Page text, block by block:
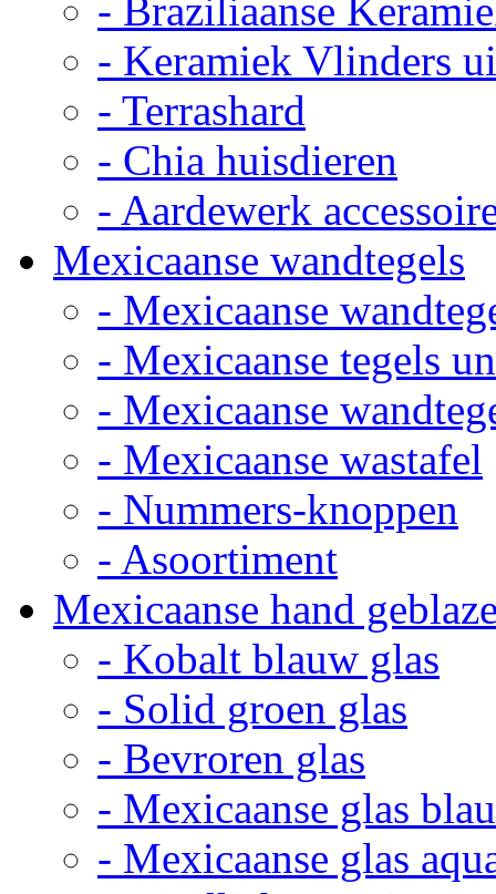
- Braziliaanse
- Keramiek Vlinders
- Terrashard
- Chia huisdieren
- Aardewerk
Mexicaanse wandtegels
- Mexicaanse
- Mexicaanse tegels
- Mexicaanse
- Mexicaanse wastafel
- Nummers-knoppen
- Asoortiment
Mexicaanse hand
- Kobalt blauw glas
- Solid groen glas
- Bevroren glas
- Mexicaanse glas
- Mexicaanse glas